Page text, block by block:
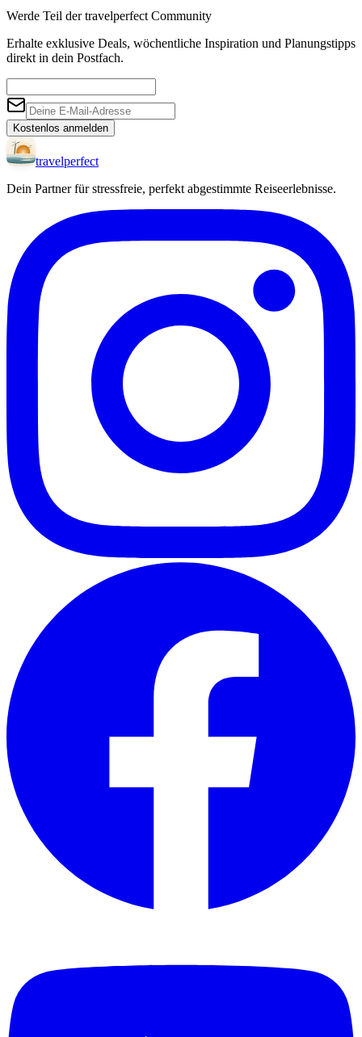
Werde Teil der travelperfect Community
Erhalte exklusive Deals, wöchentliche Inspiration und Planungstipps
direkt in dein Postfach.
Kostenlos anmelden
travelperfect
Dein Partner für stressfreie, perfekt abgestimmte Reiseerlebnisse.